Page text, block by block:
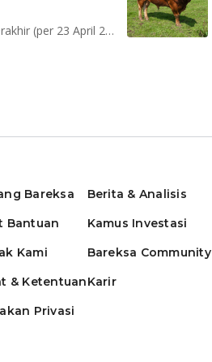
STAR Stable Amanah Sukuk mencatatkan return 7,55% dalam setahun terakhir (per 23 April 2025)
Bareksa
Bantuan
Kami
& Ketentuan
Privasi
Berita & Analisis
Kamus Investasi
Bareksa Community
Karir